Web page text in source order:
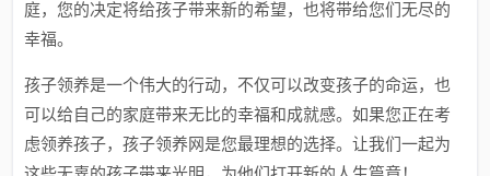
庭，您的决定将给孩子带来新的希望，也将带给您们无尽的
幸福。
孩子领养是一个伟大的行动，不仅可以改变孩子的命运，也
可以给自己的家庭带来无比的幸福和成就感。如果您正在考
虑领养孩子，孩子领养网是您最理想的选择。让我们一起为